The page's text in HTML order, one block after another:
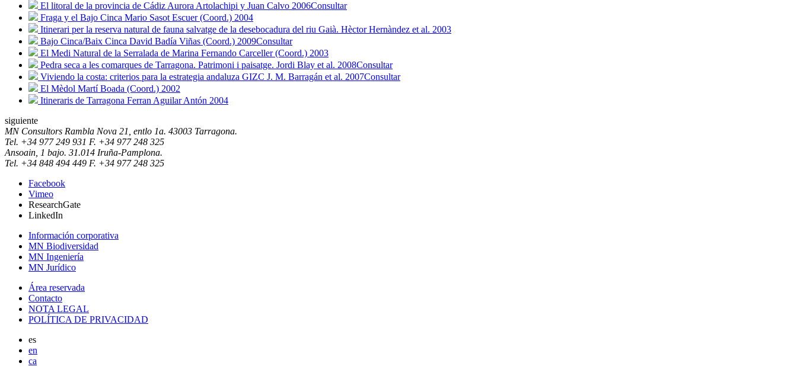
El litoral de la provincia de Cádiz Aurora Artolachipi y Juan Calvo 2006Consultar
Fraga y el Bajo Cinca Mario Sasot Escuer (Coord.) 2004
Itinerari per la reserva natural de fauna salvatge de la desebocadura del riu Gaià. Hèctor Hernàndez et al. 2003
Bajo Cinca/Baix Cinca David Badía Viñas (Coord.) 2009Consultar
El Medi Natural de la Serralada de Marina Fernando Carceller (Coord.) 2003
Pedra seca a les comarques de Tarragona. Patrimoni i paisatge. Jordi Blay et al. 2008Consultar
Viviendo la costa: criterios para la estrategia andaluza GIZC J. M. Barragán et al. 2007Consultar
El Mèdol Martí Boada (Coord.) 2002
Itineraris de Tarragona Ferran Aguilar Antón 2004
siguiente
MN Consultors Rambla Nova 21, entlo 1a. 43003 Tarragona.
Tel. +34 977 249 931 F. +34 977 248 325
Ansoain, 1 bajo. 31.014 Iruña-Pamplona.
Tel. +34 848 494 449 F. +34 977 248 325
Facebook
Vimeo
ResearchGate
LinkedIn
Información corporativa
MN Biodiversidad
MN Ingeniería
MN Jurídico
Área reservada
Contacto
NOTA LEGAL
POLÍTICA DE PRIVACIDAD
es
en
ca